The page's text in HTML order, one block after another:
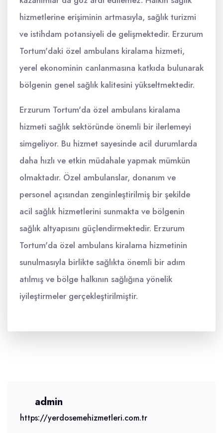
hizmetlerine erişiminin artmasıyla, sağlık turizmi
ve istihdam potansiyeli de gelişmektedir. Erzurum
Tortum'daki özel ambulans kiralama hizmeti,
yerel ekonominin canlanmasına katkıda bulunarak
bölgenin genel sağlık kalitesini yükseltmektedir.
Erzurum Tortum'da özel ambulans kiralama
hizmeti sağlık sektöründe önemli bir ilerlemeyi
simgeliyor. Bu hizmet sayesinde acil durumlarda
daha hızlı ve etkin müdahale yapmak mümkün
olmaktadır. Özel ambulanslar, donanım ve
personel açısından zenginleştirilmiş bir şekilde
acil sağlık hizmetlerini sunmakta ve bölgenin
sağlık altyapısını güçlendirmektedir. Erzurum
Tortum'da özel ambulans kiralama hizmetinin
sunulmasıyla birlikte sağlıkta önemli bir adım
atılmış ve bölge halkının sağlığına yönelik
iyileştirmeler gerçekleştirilmiştir.
admin
https://yerdosemehizmetleri.com.tr